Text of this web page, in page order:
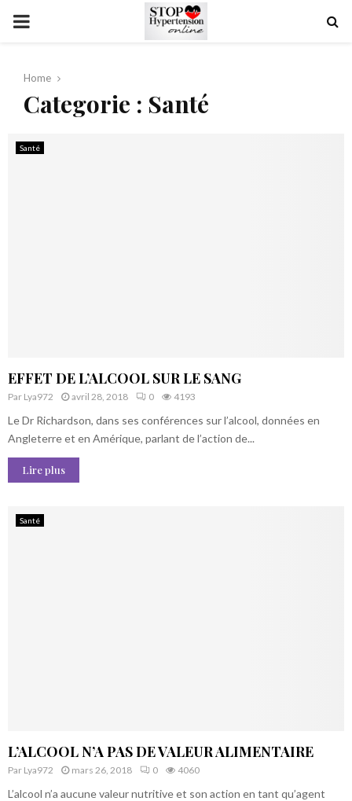
PRIMARY
Home
Categorie : Santé
Santé
EFFET DE L’ALCOOL SUR LE SANG
Par Lya972 avril 28, 2018 0 4193
Le Dr Richardson, dans ses conférences sur l’alcool, données en
Angleterre et en Amérique, parlant de l’action de...
Lire plus
Santé
L’ALCOOL N’A PAS DE VALEUR ALIMENTAIRE
Par Lya972 mars 26, 2018 0 4060
L’alcool n’a aucune valeur nutritive et son action en tant qu’agent